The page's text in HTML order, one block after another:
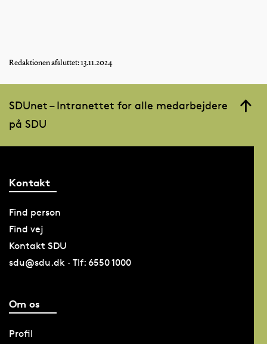
Redaktionen afsluttet: 13.11.2024
SDUnet – Intranettet for alle medarbejdere
på SDU
Kontakt
Find person
Find vej
Kontakt SDU
sdu@sdu.dk · Tlf: 6550 1000
Om os
Profil